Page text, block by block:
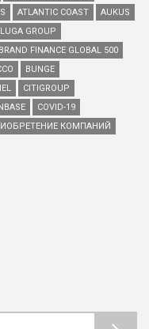
ATLANTIC COAST
AUKUS
GROUP
BRAND FINANCE GLOBAL 500
BUNGE
CITIGROUP
COVID-19
КОМПАНИЙ